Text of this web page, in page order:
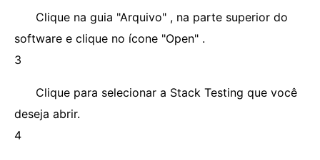
Clique na guia "Arquivo" , na parte superior do
software e clique no ícone "Open" .
3
Clique para selecionar a Stack Testing que você
deseja abrir.
4